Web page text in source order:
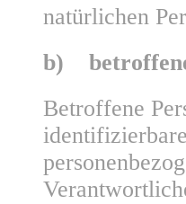
natürlichen
b)
Betroffene